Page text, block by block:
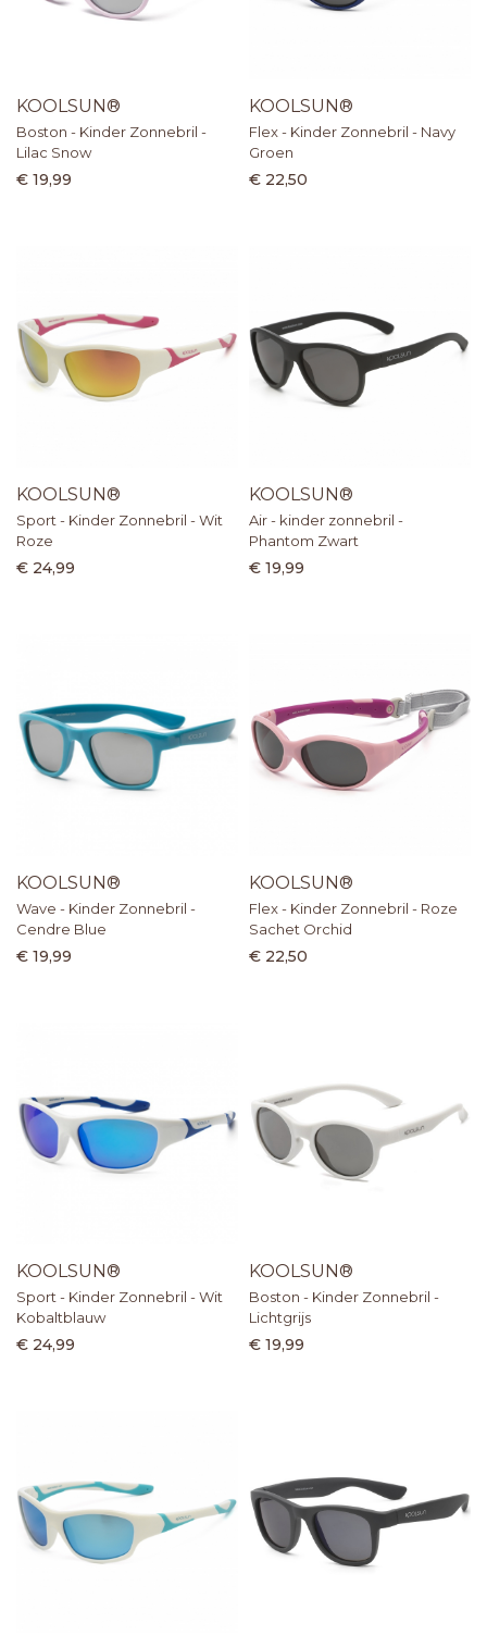
KOOLSUN®
Boston - Kinder Zonnebril -
Lilac Snow
€ 19,99
KOOLSUN®
Flex - Kinder Zonnebril - Navy
Groen
€ 22,50
KOOLSUN®
Sport - Kinder Zonnebril - Wit
Roze
€ 24,99
KOOLSUN®
Air - kinder zonnebril -
Phantom Zwart
€ 19,99
KOOLSUN®
Wave - Kinder Zonnebril -
Cendre Blue
€ 19,99
KOOLSUN®
Flex - Kinder Zonnebril - Roze
Sachet Orchid
€ 22,50
KOOLSUN®
Sport - Kinder Zonnebril - Wit
Kobaltblauw
€ 24,99
KOOLSUN®
Boston - Kinder Zonnebril -
Lichtgrijs
€ 19,99